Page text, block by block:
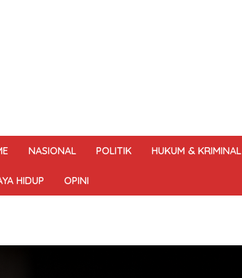
NASIONAL POLITIK HUKUM & KRIMINAL
HIDUP OPINI